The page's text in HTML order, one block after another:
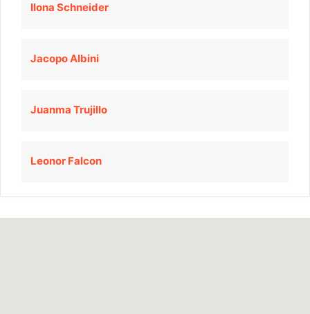
Ilona Schneider
Jacopo Albini
Juanma Trujillo
Leonor Falcon